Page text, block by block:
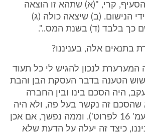
קרי, "(א) שתהא זו הוצאה
הנישום. (ב) שיצאה כולה (ג)
כך בלבד (ד) בשנת המס..".
בתנאים אלה, בעניננו?
לנכון להגיש לי כל תעוד
הטענה בדבר העסקת הבן והבת
היה הסכם בינו ובין החברה
שהסכם זה נקשר בעל פה, ולא היה
לו תיעוד בכתובים (עמ' 16 לפרוט'). וממה נפשך, אם אכן
כיצד זה יעלה על הדעת שלא